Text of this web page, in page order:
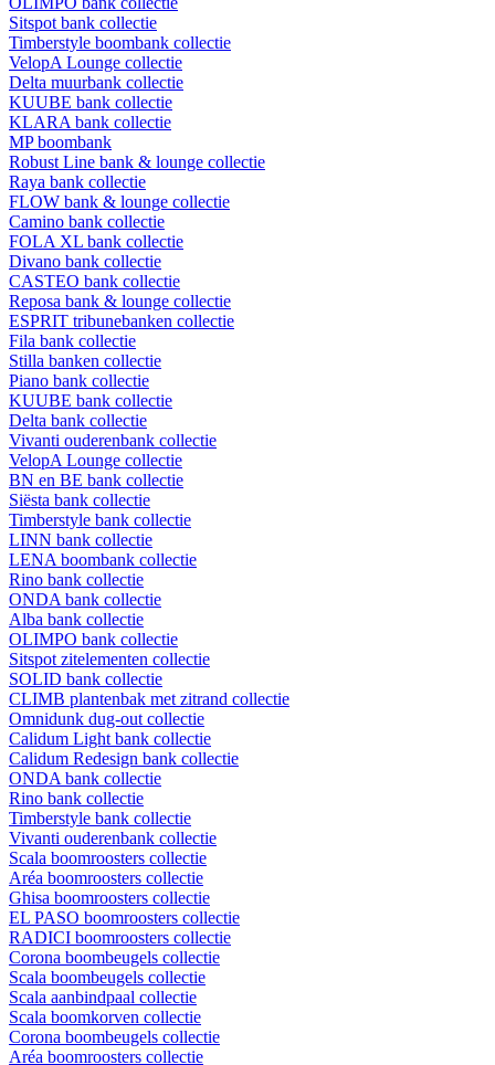
Sitspot bank collectie
Timberstyle boombank collectie
VelopA Lounge collectie
Delta muurbank collectie
KUUBE bank collectie
KLARA bank collectie
MP boombank
Robust Line bank & lounge collectie
Raya bank collectie
FLOW bank & lounge collectie
Camino bank collectie
FOLA XL bank collectie
Divano bank collectie
CASTEO bank collectie
Reposa bank & lounge collectie
ESPRIT tribunebanken collectie
Fila bank collectie
Stilla banken collectie
Piano bank collectie
KUUBE bank collectie
Delta bank collectie
Vivanti ouderenbank collectie
VelopA Lounge collectie
BN en BE bank collectie
Siësta bank collectie
Timberstyle bank collectie
LINN bank collectie
LENA boombank collectie
Rino bank collectie
ONDA bank collectie
Alba bank collectie
OLIMPO bank collectie
Sitspot zitelementen collectie
SOLID bank collectie
CLIMB plantenbak met zitrand collectie
Omnidunk dug-out collectie
Calidum Light bank collectie
Calidum Redesign bank collectie
ONDA bank collectie
Rino bank collectie
Timberstyle bank collectie
Vivanti ouderenbank collectie
Scala boomroosters collectie
Aréa boomroosters collectie
Ghisa boomroosters collectie
EL PASO boomroosters collectie
RADICI boomroosters collectie
Corona boombeugels collectie
Scala boombeugels collectie
Scala aanbindpaal collectie
Scala boomkorven collectie
Corona boombeugels collectie
Aréa boomroosters collectie